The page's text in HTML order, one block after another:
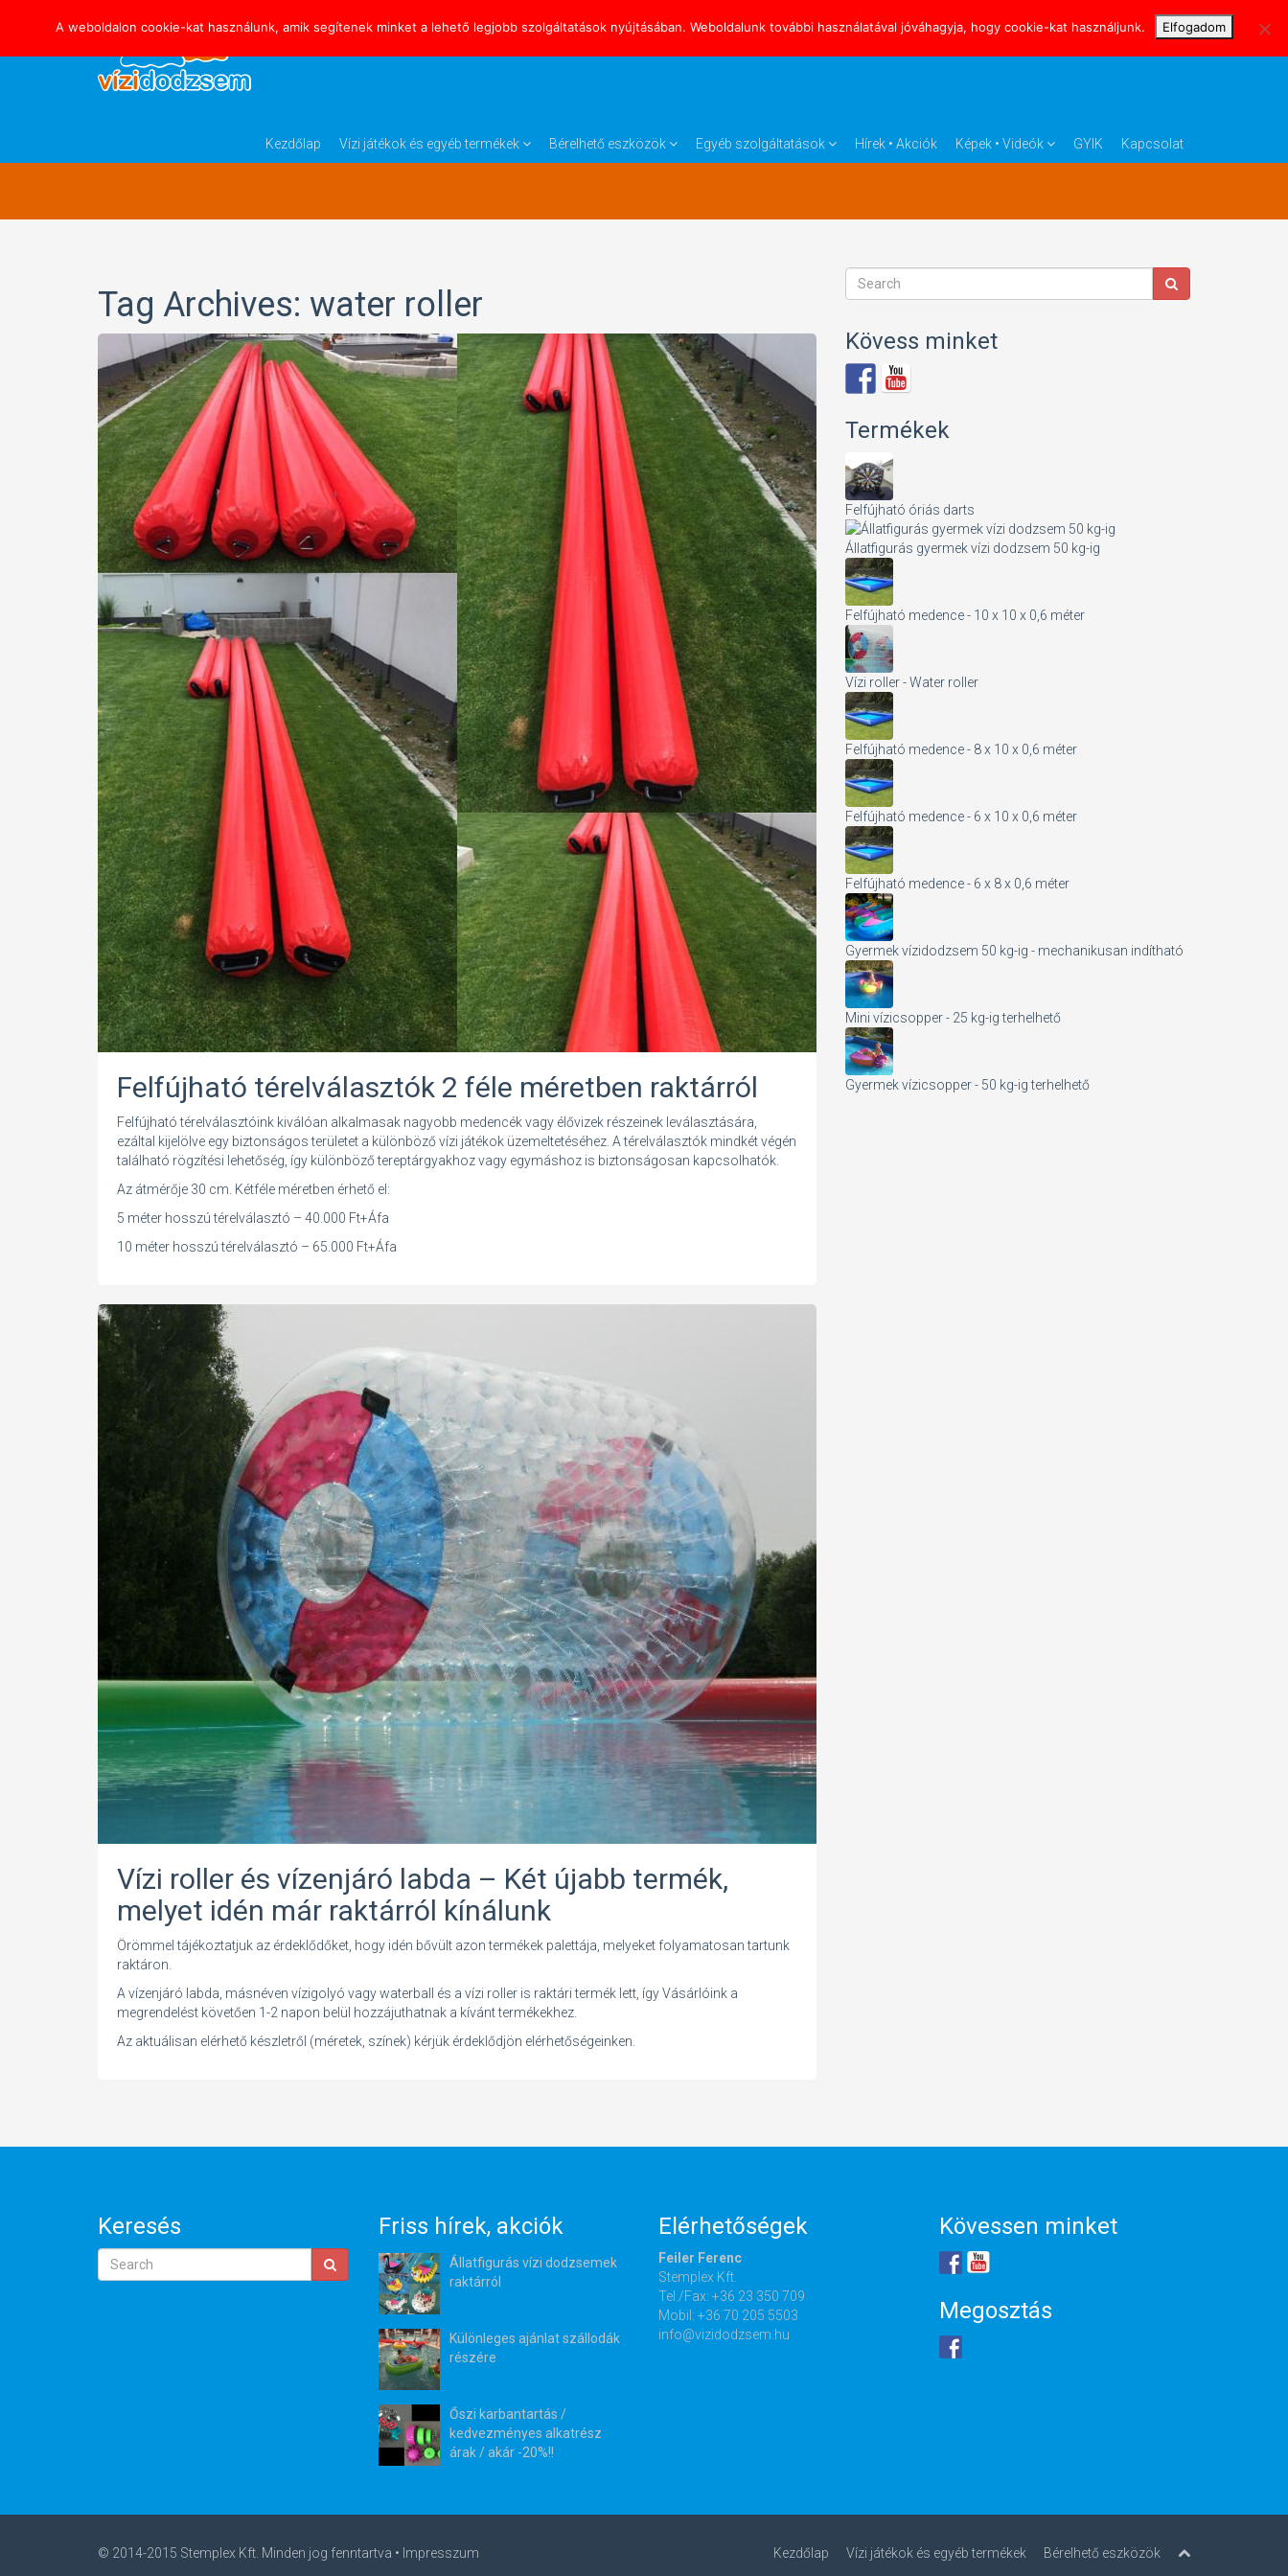
Kezdőlap Vízi játékok és egyéb termékek Bérelhető eszközök Egyéb szolgáltatások Hírek • Akciók Képek • Videók GYIK Kapcsolat
Blog Archives
Tag Archives: water roller
Felfújható térelválasztók 2 féle méretben raktárról
Felfújható térelválasztóink kiválóan alkalmasak nagyobb medencék vagy élővizek részeinek leválasztására,
ezáltal kijelölve egy biztonságos területet a különböző vízi játékok üzemeltetéséhez. A térelválasztók mindkét végén
található rögzítési lehetőség, így különböző tereptárgyakhoz vagy egymáshoz is biztonságosan kapcsolhatók.
Az átmérője 30 cm. Kétféle méretben érhető el:
5 méter hosszú térelválasztó – 40.000 Ft+Áfa
10 méter hosszú térelválasztó – 65.000 Ft+Áfa
Vízi roller és vízenjáró labda – Két újabb termék,
melyet idén már raktárról kínálunk
Örömmel tájékoztatjuk az érdeklődőket, hogy idén bővült azon termékek palettája, melyeket folyamatosan tartunk
raktáron.
A vízenjáró labda, másnéven vízigolyó vagy waterball és a vízi roller is raktári termék lett, így Vásárlóink a
megrendelést követően 1-2 napon belül hozzájuthatnak a kívánt termékekhez.
Az aktuálisan elérhető készletről (méretek, színek) kérjük érdeklődjön elérhetőségeinken.
Kövess minket
Termékek
Felfújható óriás darts
Állatfigurás gyermek vízi dodzsem 50 kg-ig
Felfújható medence - 10 x 10 x 0,6 méter
Vízi roller - Water roller
Felfújható medence - 8 x 10 x 0,6 méter
Felfújható medence - 6 x 10 x 0,6 méter
Felfújható medence - 6 x 8 x 0,6 méter
Gyermek vízidodzsem 50 kg-ig - mechanikusan indítható
Mini vízicsopper - 25 kg-ig terhelhető
Gyermek vízicsopper - 50 kg-ig terhelhető
Keresés Friss hírek, akciók
Állatfigurás vízi dodzsemek
raktárról
Különleges ajánlat szállodák
részére
Őszi karbantartás /
kedvezményes alkatrész
árak / akár -20%!!
Elérhetőségek
Feiler Ferenc
Stemplex Kft.
Tel./Fax: +36 23 350 709
Mobil: +36 70 205 5503
info@vizidodzsem.hu
Kövessen minket
Megosztás
© 2014-2015 Stemplex Kft. Minden jog fenntartva • Impresszum Kezdőlap Vízi játékok és egyéb termékek Bérelhető eszközök
A weboldalon cookie-kat használunk, amik segítenek minket a lehető legjobb szolgáltatások nyújtásában. Weboldalunk további használatával jóváhagyja, hogy cookie-kat használjunk. Elfogadom